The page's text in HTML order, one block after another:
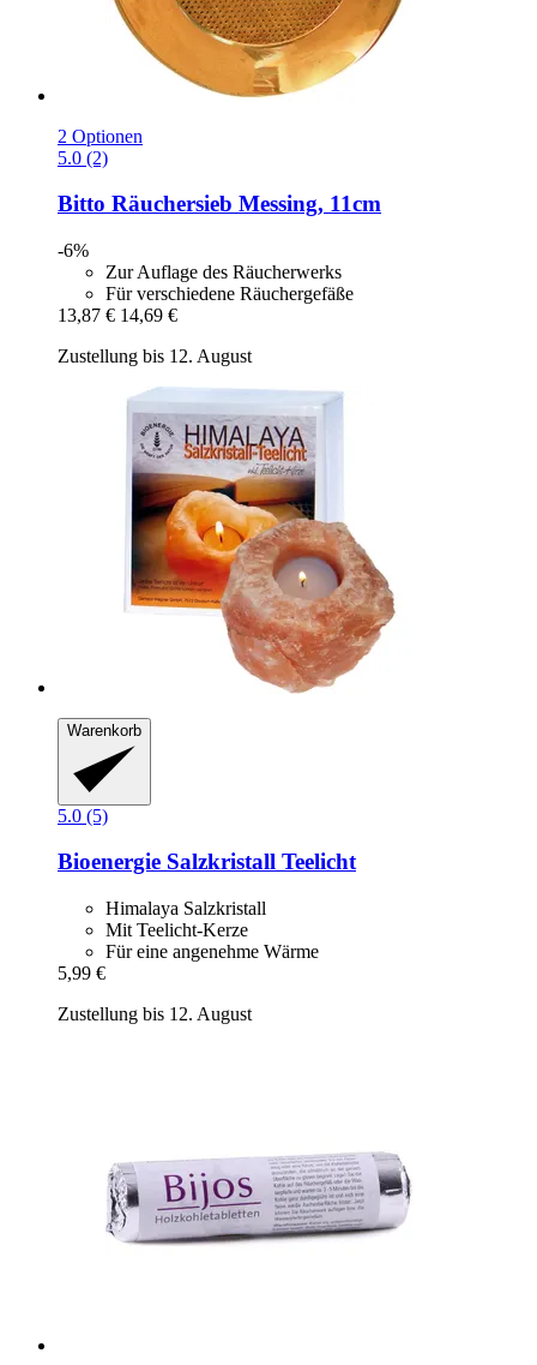
2 Optionen
5.0 (2)
Bitto Räuchersieb Messing, 11cm
-6%
Zur Auflage des Räucherwerks
Für verschiedene Räuchergefäße
13,87 € 14,69 €
Zustellung bis 12. August
Warenkorb
5.0 (5)
Bioenergie Salzkristall Teelicht
Himalaya Salzkristall
Mit Teelicht-Kerze
Für eine angenehme Wärme
5,99 €
Zustellung bis 12. August